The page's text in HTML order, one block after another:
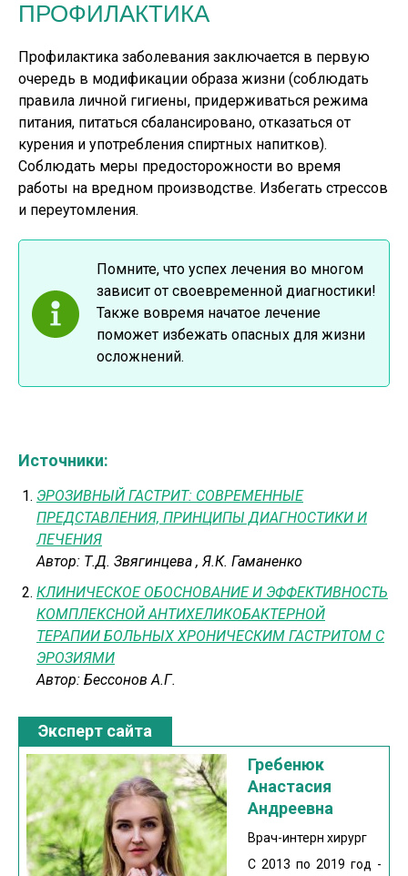
ПРОФИЛАКТИКА
Профилактика заболевания заключается в первую
очередь в модификации образа жизни (соблюдать
правила личной гигиены, придерживаться режима
питания, питаться сбалансировано, отказаться от
курения и употребления спиртных напитков).
Соблюдать меры предосторожности во время
работы на вредном производстве. Избегать стрессов
и переутомления.
Помните, что успех лечения во многом
зависит от своевременной диагностики!
Также вовремя начатое лечение
поможет избежать опасных для жизни
осложнений.
Источники:
ЭРОЗИВНЫЙ ГАСТРИТ: СОВРЕМЕННЫЕ
ПРЕДСТАВЛЕНИЯ, ПРИНЦИПЫ ДИАГНОСТИКИ И
ЛЕЧЕНИЯ
Автор: Т.Д. Звягинцева , Я.К. Гаманенко
КЛИНИЧЕСКОЕ ОБОСНОВАНИЕ И ЭФФЕКТИВНОСТЬ
КОМПЛЕКСНОЙ АНТИХЕЛИКОБАКТЕРНОЙ
ТЕРАПИИ БОЛЬНЫХ ХРОНИЧЕСКИМ ГАСТРИТОМ С
ЭРОЗИЯМИ
Автор: Бессонов А.Г.
Эксперт сайта
Гребенюк
Анастасия
Андреевна
Врач-интерн хирург
С 2013 по 2019 год -